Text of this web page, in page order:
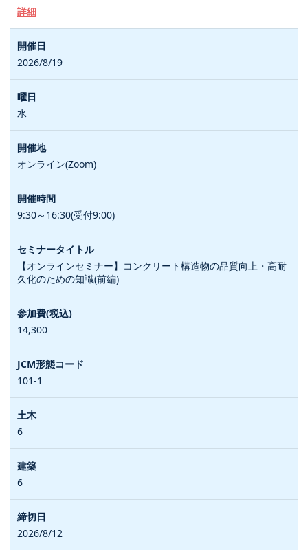
詳細
2026/8/19
水
オンライン(Zoom)
9:30～16:30(受付9:00)
【オンラインセミナー】コンクリート構造物の品質向上・高耐
久化のための知識(前編)
14,300
101-1
6
6
2026/8/12